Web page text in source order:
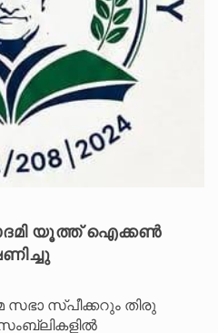
യൂത്ത് ഐക്കൺ
സഭാ സ്പീക്കറും തിരു